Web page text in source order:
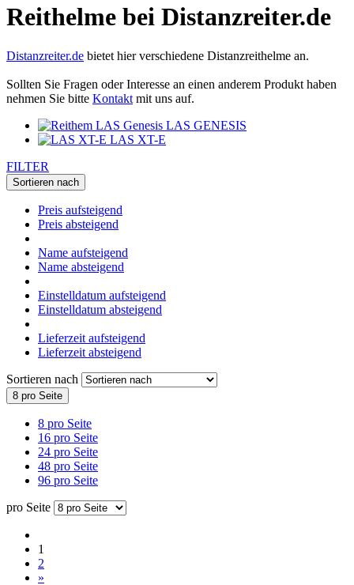
Reithelme bei Distanzreiter.de
Distanzreiter.de bietet hier verschiedene Distanzreithelme an.
Sollten Sie Fragen oder Interesse an einen anderem Produkt haben
nehmen Sie bitte Kontakt mit uns auf.
LAS GENESIS
LAS XT-E
FILTER
Sortieren nach
Preis aufsteigend
Preis absteigend
Name aufsteigend
Name absteigend
Einstelldatum aufsteigend
Einstelldatum absteigend
Lieferzeit aufsteigend
Lieferzeit absteigend
Sortieren nach
8 pro Seite
8 pro Seite
16 pro Seite
24 pro Seite
48 pro Seite
96 pro Seite
pro Seite
1
2
»